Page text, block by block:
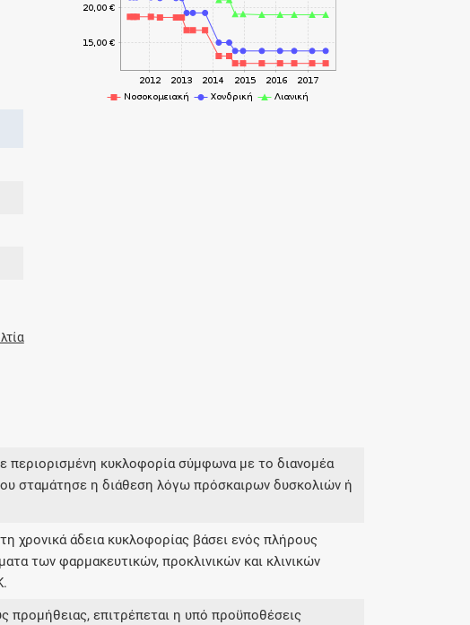
περιορισμένη κυκλοφορία σύμφωνα με το διανομέα
σταμάτησε η διάθεση λόγω πρόσκαιρων δυσκολιών ή
χρονικά άδεια κυκλοφορίας βάσει ενός πλήρους
των φαρμακευτικών, προκλινικών και κλινικών
επιτρέπεται η υπό προϋποθέσεις